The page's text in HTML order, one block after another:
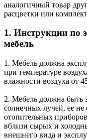
аналогичный товар
расцветки или
1. Инструкции по
мебель
1. Мебель должна
при температуре
влажности воздуха от
2. Мебель должна быть
солнечных лучей, ее не
отопительных
вблизи сырых и
внешнего вида и